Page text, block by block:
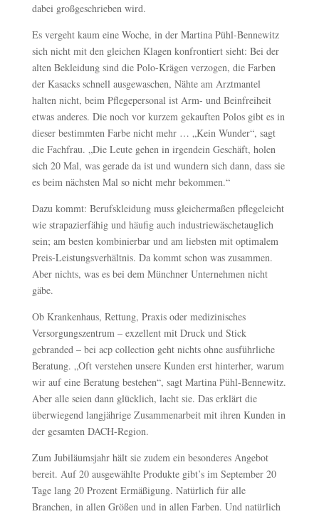
dabei großgeschrieben wird.
Es vergeht kaum eine Woche, in der Martina Pühl-Bennewitz
sich nicht mit den gleichen Klagen konfrontiert sieht: Bei der
alten Bekleidung sind die Polo-Krägen verzogen, die Farben
der Kasacks schnell ausgewaschen, Nähte am Arztmantel
halten nicht, beim Pflegepersonal ist Arm- und Beinfreiheit
etwas anderes. Die noch vor kurzem gekauften Polos gibt es in
dieser bestimmten Farbe nicht mehr … „Kein Wunder“, sagt
die Fachfrau. „Die Leute gehen in irgendein Geschäft, holen
sich 20 Mal, was gerade da ist und wundern sich dann, dass sie
es beim nächsten Mal so nicht mehr bekommen.“
Dazu kommt: Berufskleidung muss gleichermaßen pflegeleicht
wie strapazierfähig und häufig auch industriewäschetauglich
sein; am besten kombinierbar und am liebsten mit optimalem
Preis-Leistungsverhältnis. Da kommt schon was zusammen.
Aber nichts, was es bei dem Münchner Unternehmen nicht
gäbe.
Ob Krankenhaus, Rettung, Praxis oder medizinisches
Versorgungszentrum – exzellent mit Druck und Stick
gebranded – bei acp collection geht nichts ohne ausführliche
Beratung. „Oft verstehen unsere Kunden erst hinterher, warum
wir auf eine Beratung bestehen“, sagt Martina Pühl-Bennewitz.
Aber alle seien dann glücklich, lacht sie. Das erklärt die
überwiegend langjährige Zusammenarbeit mit ihren Kunden in
der gesamten DACH-Region.
Zum Jubiläumsjahr hält sie zudem ein besonderes Angebot
bereit. Auf 20 ausgewählte Produkte gibt’s im September 20
Tage lang 20 Prozent Ermäßigung. Natürlich für alle
Branchen, in allen Größen und in allen Farben. Und natürlich